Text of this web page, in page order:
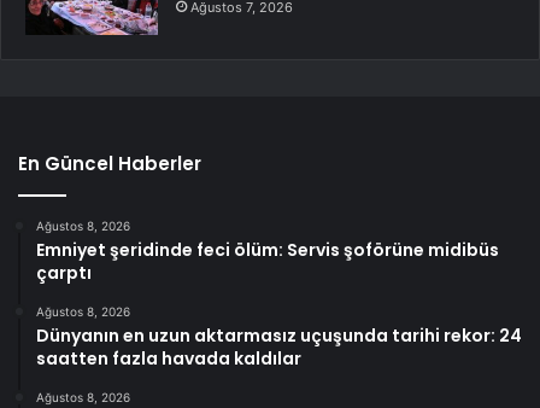
Ağustos 7, 2026
En Güncel Haberler
Ağustos 8, 2026
Emniyet şeridinde feci ölüm: Servis şoförüne midibüs
çarptı
Ağustos 8, 2026
Dünyanın en uzun aktarmasız uçuşunda tarihi rekor: 24
saatten fazla havada kaldılar
Ağustos 8, 2026